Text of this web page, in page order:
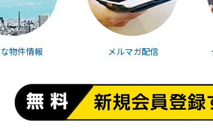
物件情報 メルマガ配信